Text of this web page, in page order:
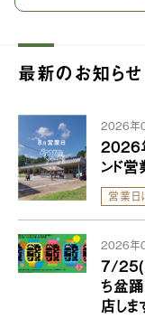
最新のお知らせ
2026年
2026
ンド
営業日
2026年
7/25(
ち盆
店しま